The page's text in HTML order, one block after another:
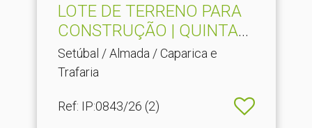
LOTE DE TERRENO PARA
CONSTRUÇÃO | QUINTA
DO F.​..
Setúbal / Almada / Caparica e
Trafaria
Ref: IP:0843/26 (2)